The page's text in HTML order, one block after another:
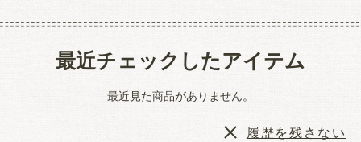
最近チェックしたアイテム
最近見た商品がありません。
履歴を残さない